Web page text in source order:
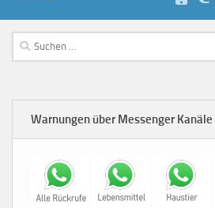
Suchen
nach:
Warnungen über Messenger Kanäle